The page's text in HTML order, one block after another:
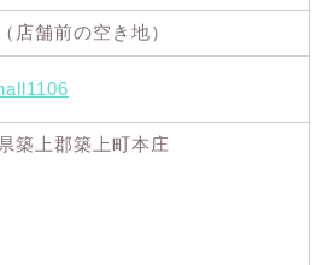
店舗前の空き地）
築上郡築上町本庄